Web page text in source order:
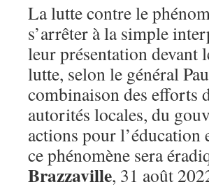
La lutte contre le
s’arrêter à la simple
leur présentation devant
lutte, selon le général
combinaison des efforts
autorités locales, du
actions pour l’éducation
ce phénomène sera
Brazzaville, 31 août